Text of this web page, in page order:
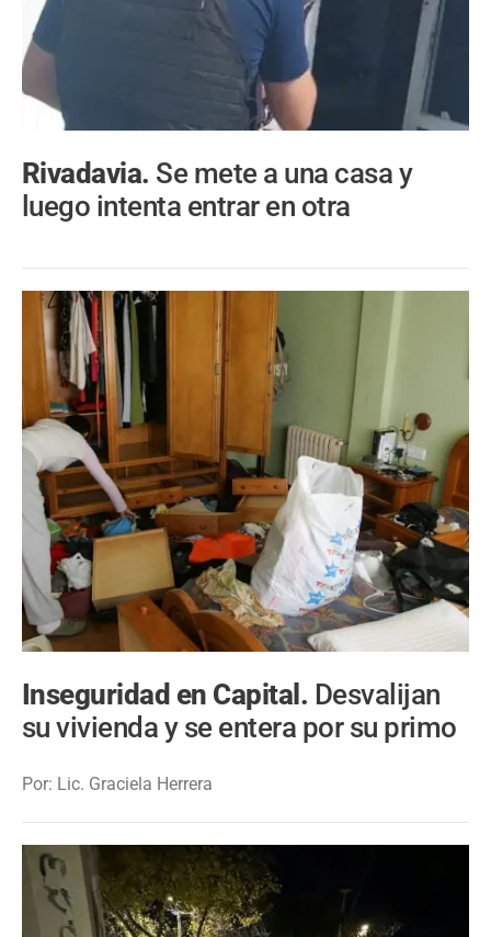
Rivadavia. Se mete a una casa y
luego intenta entrar en otra
Inseguridad en Capital. Desvalijan
su vivienda y se entera por su primo
Por: Lic. Graciela Herrera